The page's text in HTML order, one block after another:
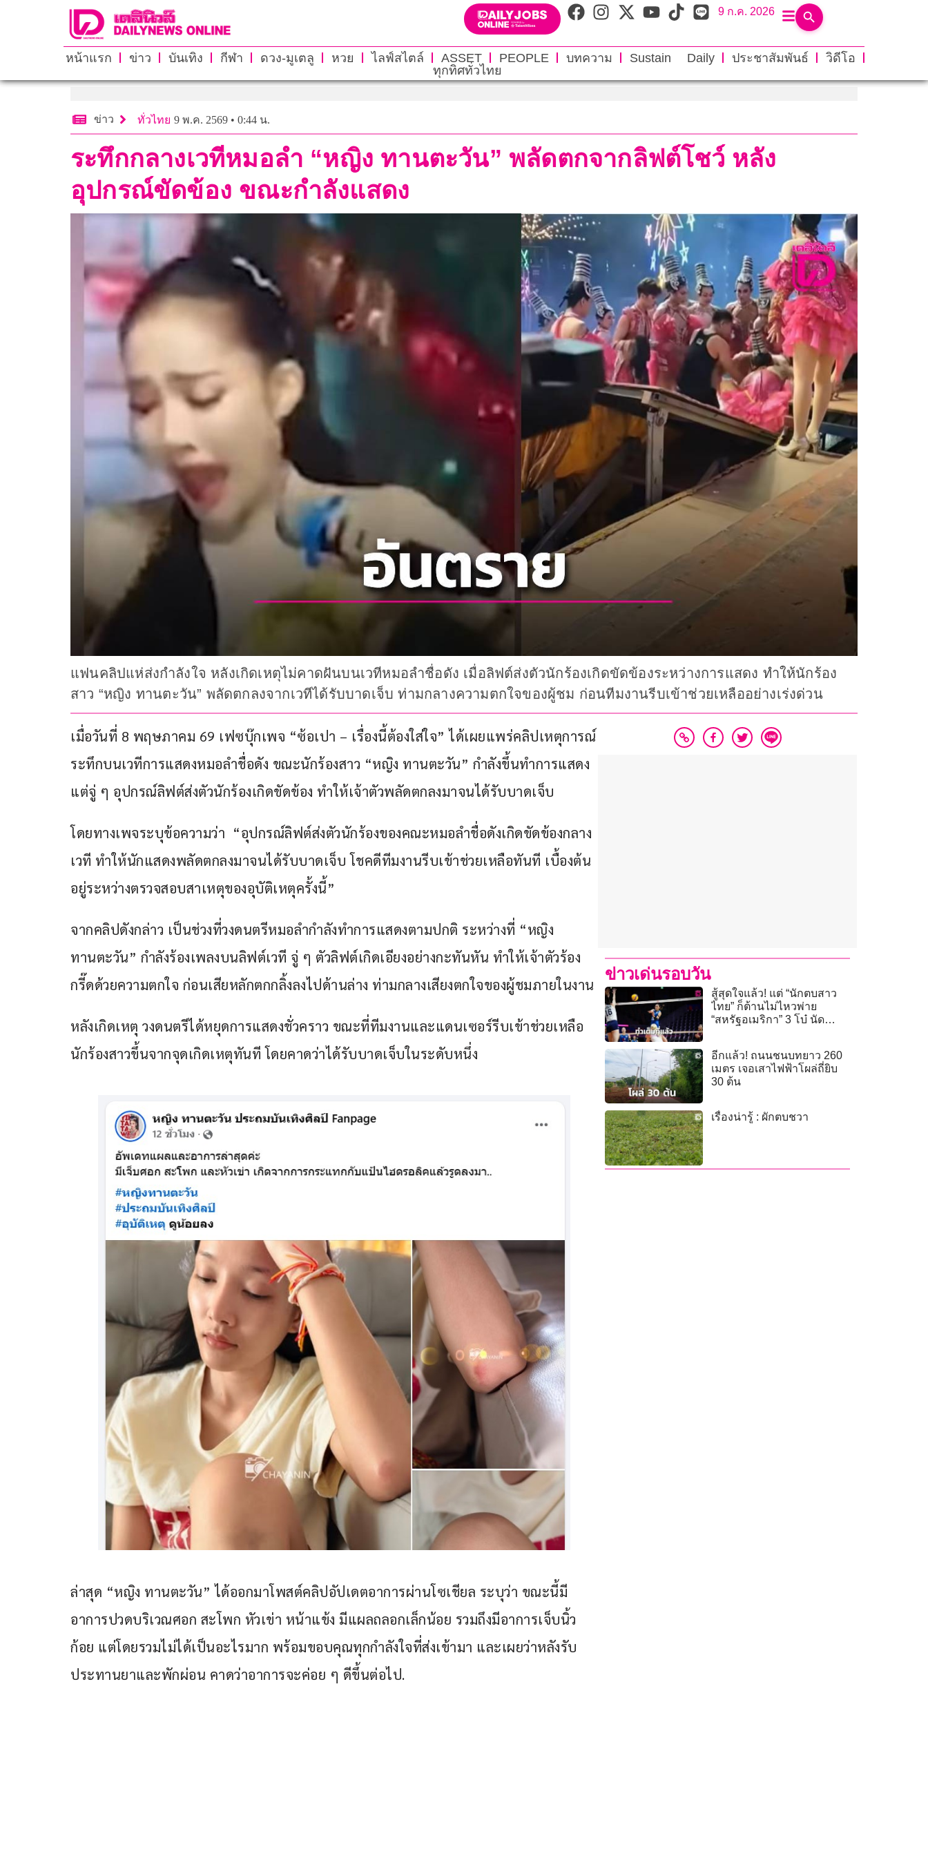
9 ก.ค. 2026
หน้าแรก ข่าว บันเทิง กีฬา ดวง-มูเตลู หวย ไลฟ์สไตล์ ASSET PEOPLE บทความ Sustain Daily ประชาสัมพันธ์
วิดีโอ
ทุกทิศทั่วไทย
ข่าว ทั่วไทย 9 พ.ค. 2569 • 0:44 น.
ระทึกกลางเวทีหมอลำ “หญิง ทานตะวัน” พลัดตกจากลิฟต์โชว์ หลัง
อุปกรณ์ขัดข้อง ขณะกำลังแสดง
แฟนคลิปแห่ส่งกำลังใจ หลังเกิดเหตุไม่คาดฝันบนเวทีหมอลำชื่อดัง เมื่อลิฟต์ส่งตัวนักร้องเกิดขัดข้องระหว่างการแสดง ทำให้นักร้อง
สาว “หญิง ทานตะวัน” พลัดตกลงจากเวทีได้รับบาดเจ็บ ท่ามกลางความตกใจของผู้ชม ก่อนทีมงานรีบเข้าช่วยเหลืออย่างเร่งด่วน
เมื่อวันที่ 8 พฤษภาคม 69 เฟซบุ๊กเพจ “ซ้อเปา – เรื่องนี้ต้องใส่ใจ” ได้เผยแพร่คลิปเหตุการณ์
ระทึกบนเวทีการแสดงหมอลำชื่อดัง ขณะนักร้องสาว “หญิง ทานตะวัน” กำลังขึ้นทำการแสดง
แต่จู่ ๆ อุปกรณ์ลิฟต์ส่งตัวนักร้องเกิดขัดข้อง ทำให้เจ้าตัวพลัดตกลงมาจนได้รับบาดเจ็บ
โดยทางเพจระบุข้อความว่า  “อุปกรณ์ลิฟต์ส่งตัวนักร้องของคณะหมอลำชื่อดังเกิดขัดข้องกลาง
เวที ทำให้นักแสดงพลัดตกลงมาจนได้รับบาดเจ็บ โชคดีทีมงานรีบเข้าช่วยเหลือทันที เบื้องต้น
อยู่ระหว่างตรวจสอบสาเหตุของอุบัติเหตุครั้งนี้”
จากคลิปดังกล่าว เป็นช่วงที่วงดนตรีหมอลำกำลังทำการแสดงตามปกติ ระหว่างที่ “หญิง
ทานตะวัน” กำลังร้องเพลงบนลิฟต์เวที จู่ ๆ ตัวลิฟต์เกิดเอียงอย่างกะทันหัน ทำให้เจ้าตัวร้อง
กรี๊ดด้วยความตกใจ ก่อนเสียหลักตกกลิ้งลงไปด้านล่าง ท่ามกลางเสียงตกใจของผู้ชมภายในงาน
หลังเกิดเหตุ วงดนตรีได้หยุดการแสดงชั่วคราว ขณะที่ทีมงานและแดนเซอร์รีบเข้าช่วยเหลือ
นักร้องสาวขึ้นจากจุดเกิดเหตุทันที โดยคาดว่าได้รับบาดเจ็บในระดับหนึ่ง
ล่าสุด “หญิง ทานตะวัน” ได้ออกมาโพสต์คลิปอัปเดตอาการผ่านโซเชียล ระบุว่า ขณะนี้มี
อาการปวดบริเวณศอก สะโพก หัวเข่า หน้าแข้ง มีแผลถลอกเล็กน้อย รวมถึงมีอาการเจ็บนิ้ว
ก้อย แต่โดยรวมไม่ได้เป็นอะไรมาก พร้อมขอบคุณทุกกำลังใจที่ส่งเข้ามา และเผยว่าหลังรับ
ประทานยาและพักผ่อน คาดว่าอาการจะค่อย ๆ ดีขึ้นต่อไป.
ข่าวเด่นรอบวัน
สู้สุดใจแล้ว! แต่ “นักตบสาว
ไทย” ก็ต้านไม่ไหวพ่าย
“สหรัฐอเมริกา” 3 โบ๋ นัด
อีกแล้ว! ถนนชนบทยาว 260
เมตร เจอเสาไฟฟ้าโผล่ถี่ยิบ
30 ต้น
เรื่องน่ารู้ : ผักตบชวา